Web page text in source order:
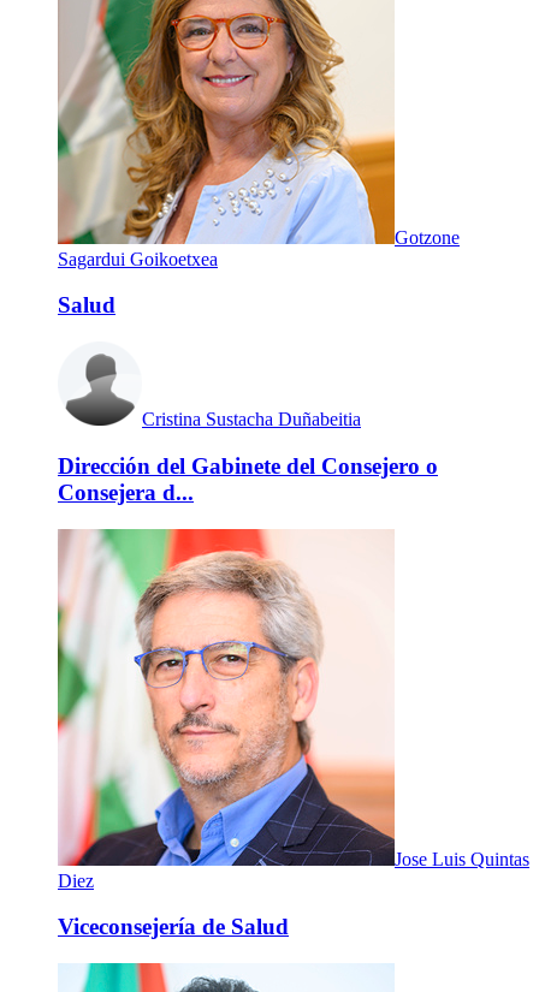
Gotzone
Sagardui Goikoetxea
Salud
Cristina Sustacha Duñabeitia
Dirección del Gabinete del Consejero o
Consejera d...
Jose Luis Quintas
Diez
Viceconsejería de Salud